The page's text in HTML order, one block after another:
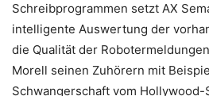
Schreibprogrammen setzt AX
intelligente Auswertung der
die Qualität der
Morell seinen Zuhörern mit
Schwangerschaft vom